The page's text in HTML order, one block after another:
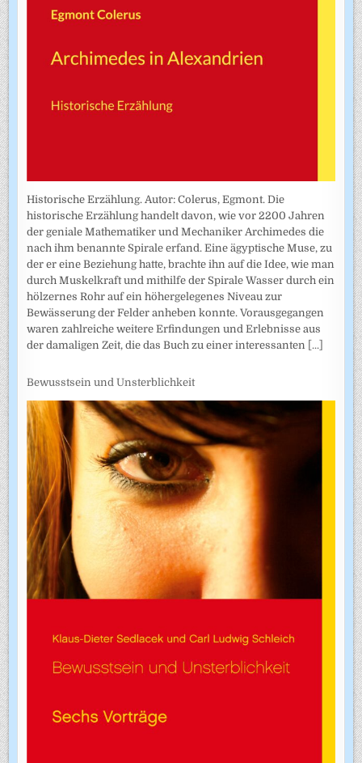
Historische Erzählung. Autor: Colerus, Egmont. Die
historische Erzählung handelt davon, wie vor 2200 Jahren
der geniale Mathematiker und Mechaniker Archimedes die
nach ihm benannte Spirale erfand. Eine ägyptische Muse, zu
der er eine Beziehung hatte, brachte ihn auf die Idee, wie man
durch Muskelkraft und mithilfe der Spirale Wasser durch ein
hölzernes Rohr auf ein höhergelegenes Niveau zur
Bewässerung der Felder anheben konnte. Vorausgegangen
waren zahlreiche weitere Erfindungen und Erlebnisse aus
der damaligen Zeit, die das Buch zu einer interessanten [...]
Bewusstsein und Unsterblichkeit